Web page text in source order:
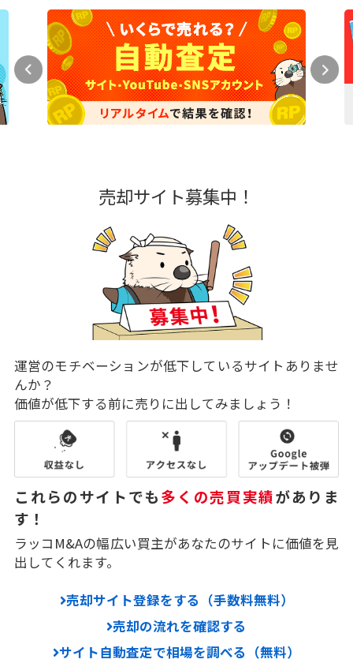
売却サイト募集中！
運営のモチベーションが低下しているサイトありませ
んか？
価値が低下する前に売りに出してみましょう！
これらのサイトでも多くの売買実績がありま
す！
ラッコM&Aの幅広い買主があなたのサイトに価値を見
出してくれます。
売却サイト登録をする（手数料無料）
売却の流れを確認する
サイト自動査定で相場を調べる（無料）